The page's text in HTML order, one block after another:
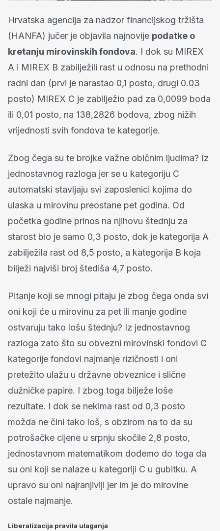
Hrvatska agencija za nadzor financijskog tržišta
(HANFA) jučer je objavila najnovije podatke o
kretanju mirovinskih fondova. I dok su MIREX
A i MIREX B zabilježili rast u odnosu na prethodni
radni dan (prvi je narastao 0,1 posto, drugi 0.03
posto) MIREX C je zabilježio pad za 0,0099 boda
ili 0,01 posto, na 138,2826 bodova, zbog nižih
vrijednosti svih fondova te kategorije.
Zbog čega su te brojke važne običnim ljudima? Iz
jednostavnog razloga jer se u kategoriju C
automatski stavljaju svi zaposlenici kojima do
ulaska u mirovinu preostane pet godina. Od
početka godine prinos na njihovu štednju za
starost bio je samo 0,3 posto, dok je kategorija A
zabilježila rast od 8,5 posto, a kategorija B koja
bilježi najviši broj štediša 4,7 posto.
Pitanje koji se mnogi pitaju je zbog čega onda svi
oni koji će u mirovinu za pet ili manje godine
ostvaruju tako lošu štednju? Iz jednostavnog
razloga zato što su obvezni mirovinski fondovi C
kategorije fondovi najmanje rizičnosti i oni
pretežito ulažu u državne obveznice i slične
dužničke papire. I zbog toga bilježe loše
rezultate. I dok se nekima rast od 0,3 posto
možda ne čini tako loš, s obzirom na to da su
potrošačke cijene u srpnju skočile 2,8 posto,
jednostavnom matematikom dođemo do toga da
su oni koji se nalaze u kategoriji C u gubitku. A
upravo su oni najranjiviji jer im je do mirovine
ostale najmanje.
Liberalizacija pravila ulaganja